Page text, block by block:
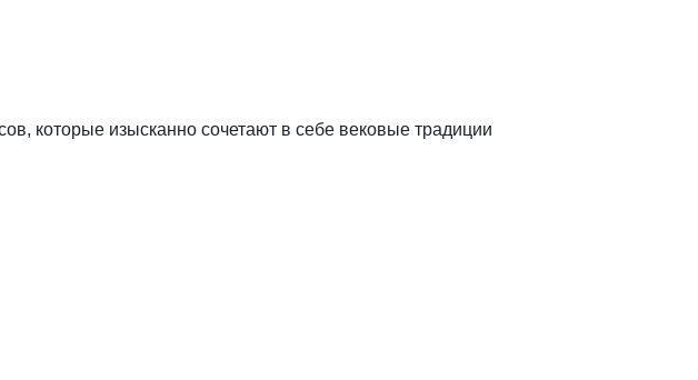
которые изысканно сочетают в себе вековые традиции